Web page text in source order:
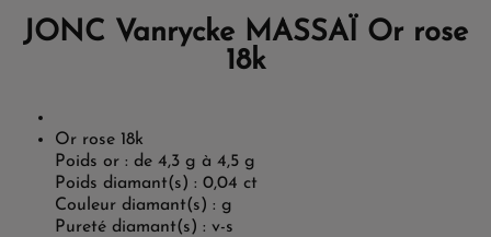
JONC Vanrycke MASSAÏ Or rose
18k
Or rose 18k
Poids or : de 4,3 g à 4,5 g
Poids diamant(s) : 0,04 ct
Couleur diamant(s) : g
Pureté diamant(s) : v-s